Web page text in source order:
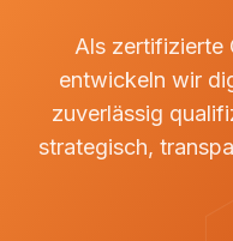
Als zertifizierte
entwickeln wir
zuverlässig
strategisch,